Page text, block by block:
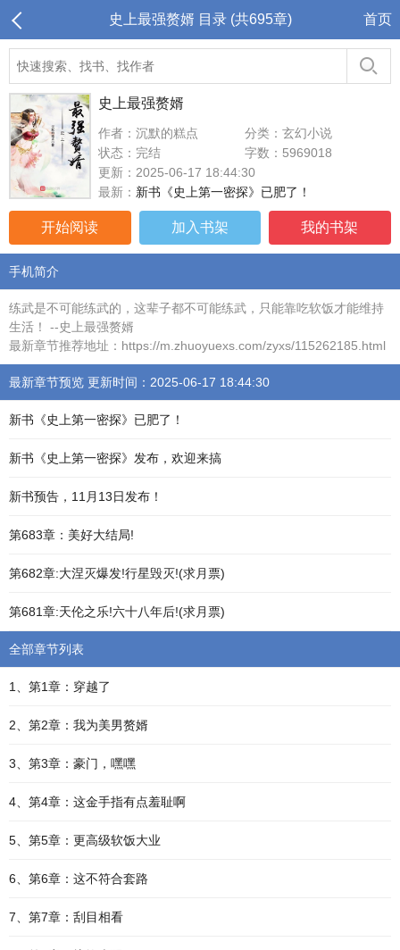
史上最强赘婿 目录 (共695章) 首页
史上最强赘婿
作者：沉默的糕点
分类：玄幻小说
状态：完结
字数：5969018
更新：2025-06-17 18:44:30
最新： 新书《史上第一密探》已肥了！
开始阅读 加入书架 我的书架
手机简介
练武是不可能练武的，这辈子都不可能练武，只能靠吃软饭才能维持
生活！ --史上最强赘婿
最新章节推荐地址：https://m.zhuoyuexs.com/zyxs/115262185.html
最新章节预览 更新时间：2025-06-17 18:44:30
新书《史上第一密探》已肥了！
新书《史上第一密探》发布，欢迎来搞
新书预告，11月13日发布！
第683章：美好大结局!
第682章:大涅灭爆发!行星毁灭!(求月票)
第681章:天伦之乐!六十八年后!(求月票)
全部章节列表
1、第1章：穿越了
2、第2章：我为美男赘婿
3、第3章：豪门，嘿嘿
4、第4章：这金手指有点羞耻啊
5、第5章：更高级软饭大业
6、第6章：这不符合套路
7、第7章：刮目相看